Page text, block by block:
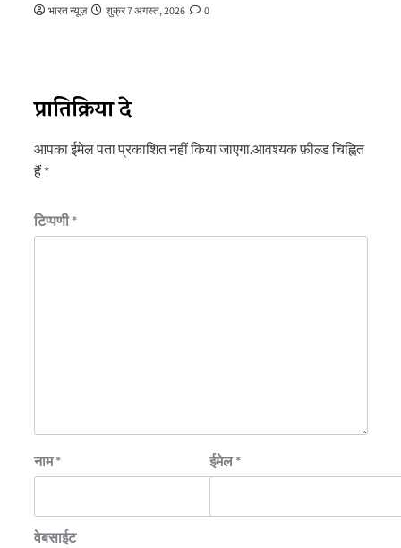
भारत न्यूज़ शुक्र 7 अगस्त, 2026 0
प्रातिक्रिया दे
आपका ईमेल पता प्रकाशित नहीं किया जाएगा.आवश्यक फ़ील्ड चिह्नित
हैं*
टिप्पणी*
नाम* ईमेल*
वेबसाईट